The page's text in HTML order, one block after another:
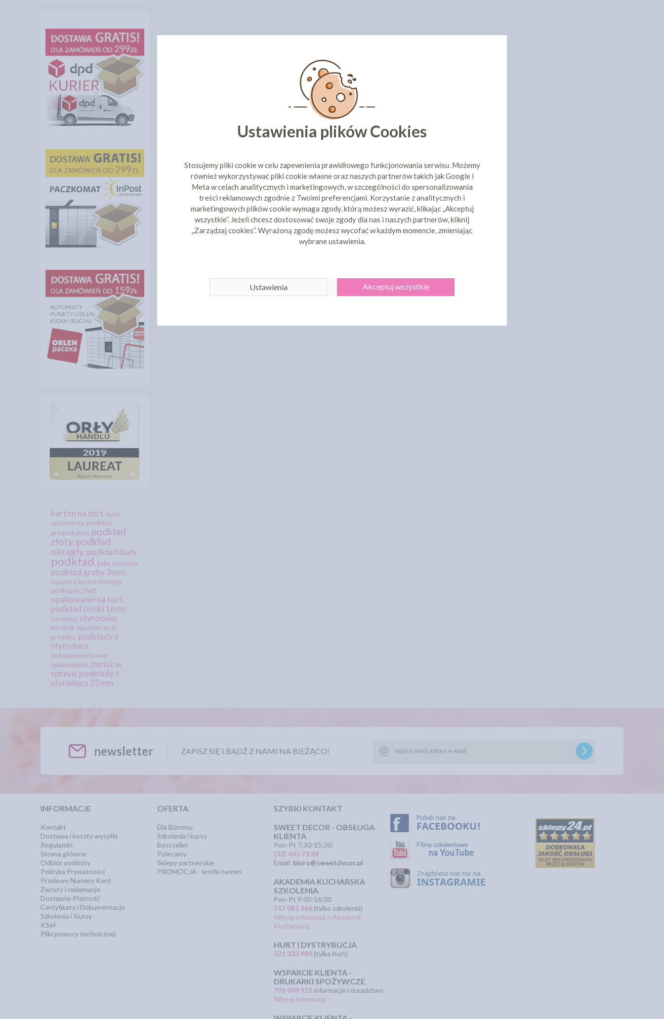
karton na tort, tusz
spożywczy, podkład
prostokątny, podkład
złoty, podkład
okrągły, podkład biały,
podkład, folia rantowa,
podkład gruby 3mm,
topper z lustra złotego,
podkłady z hdf,
opakowanie na tort,
podkład cieńki 1mm,
saracino, styrocake,
barwnik spożywczy w
proszku, podkłady z
styroduru,
jednoelementowe
opakowania, zamsz w
sprayu, podkłady z
styroduru 22mm
newsletter ZAPISZ SIĘ I BĄDŹ Z NAMI NA BIEŻĄCO!
INFORMACJE
Kontakt
Dostawa i koszty wysyłki
Regulamin
Strona główna
Odbiór osobisty
Polityka Prywatności
Przelewy Numery Kont
Zwroty i reklamacje
Dostępne Płatność
Certyfikaty i Dokumentacje
Szkolenia i Kursy
KSeF
Pliki pomocy technicznej
OFERTA
Dla Biznesu
Szkolenia i kursy
Bestseller
Polecamy
Sklepy partnerskie
PROMOCJA - krótki termin
SZYBKI KONTAKT
SWEET DECOR - OBSŁUGA
KLIENTA
Pon-Pt 7:30-15:30:
(32) 445 73 84
Email: biuro@sweetdecor.pl
AKADEMIA KUCHARSKA
SZKOLENIA
Pon-Pt 9:00-16:00
517 081 966 (tylko szkolenia)
Więcej informacji o Akademii
Kucharskiej
HURT I DYSTRYBUCJA
531 333 989 (tylko hurt)
WSPARCIE KLIENTA -
DRUKARKI SPOŻYWCZE
796 004 915 informacje i doradztwo
Więcej informacji
Ustawienia plików Cookies
Stosujemy pliki cookie w celu zapewnienia prawidłowego funkcjonowania serwisu. Możemy
również wykorzystywać pliki cookie własne oraz naszych partnerów takich jak Google i
Meta w celach analitycznych i marketingowych, w szczególności do spersonalizowania
treści reklamowych zgodnie z Twoimi preferencjami. Korzystanie z analitycznych i
marketingowych plików cookie wymaga zgody, którą możesz wyrazić, klikając „Akceptuj
wszystkie”. Jeżeli chcesz dostosować swoje zgody dla nas i naszych partnerów, kliknij
„Zarządzaj cookies”. Wyrażoną zgodę możesz wycofać w każdym momencie, zmieniając
wybrane ustawienia.
Ustawienia Akceptuj wszystkie